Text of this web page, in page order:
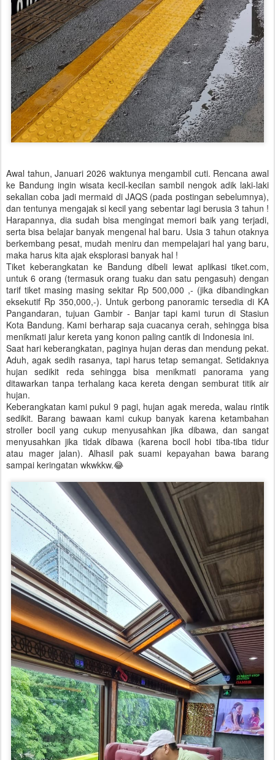
Awal tahun, Januari 2026 waktunya mengambil cuti. Rencana awal
ke Bandung ingin wisata kecil-kecilan sambil nengok adik laki-laki
sekalian coba jadi mermaid di JAQS (pada postingan sebelumnya),
dan tentunya mengajak si kecil yang sebentar lagi berusia 3 tahun !
Harapannya, dia sudah bisa mengingat memori baik yang terjadi,
serta bisa belajar banyak mengenal hal baru. Usia 3 tahun otaknya
berkembang pesat, mudah meniru dan mempelajari hal yang baru,
maka harus kita ajak eksplorasi banyak hal !
Tiket keberangkatan ke Bandung dibeli lewat aplikasi tiket.com,
untuk 6 orang (termasuk orang tuaku dan satu pengasuh) dengan
tarif tiket masing masing sekitar Rp 500,000 ,- (jika dibandingkan
eksekutif Rp 350,000,-). Untuk gerbong panoramic tersedia di KA
Pangandaran, tujuan Gambir - Banjar tapi kami turun di Stasiun
Kota Bandung. Kami berharap saja cuacanya cerah, sehingga bisa
menikmati jalur kereta yang konon paling cantik di Indonesia ini.
Saat hari keberangkatan, paginya hujan deras dan mendung pekat.
Aduh, agak sedih rasanya, tapi harus tetap semangat. Setidaknya
hujan sedikit reda sehingga bisa menikmati panorama yang
ditawarkan tanpa terhalang kaca kereta dengan semburat titik air
hujan.
Keberangkatan kami pukul 9 pagi, hujan agak mereda, walau rintik
sedikit. Barang bawaan kami cukup banyak karena ketambahan
stroller bocil yang cukup menyusahkan jika dibawa, dan sangat
menyusahkan jika tidak dibawa (karena bocil hobi tiba-tiba tidur
atau mager jalan). Alhasil pak suami kepayahan bawa barang
sampai keringatan wkwkkw.😂